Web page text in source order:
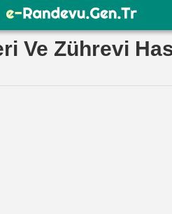
Ve Zührevi